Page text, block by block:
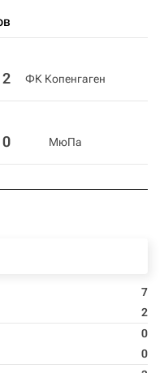
2 ФК Копенгаген
0 МюПа
7
2
0
0